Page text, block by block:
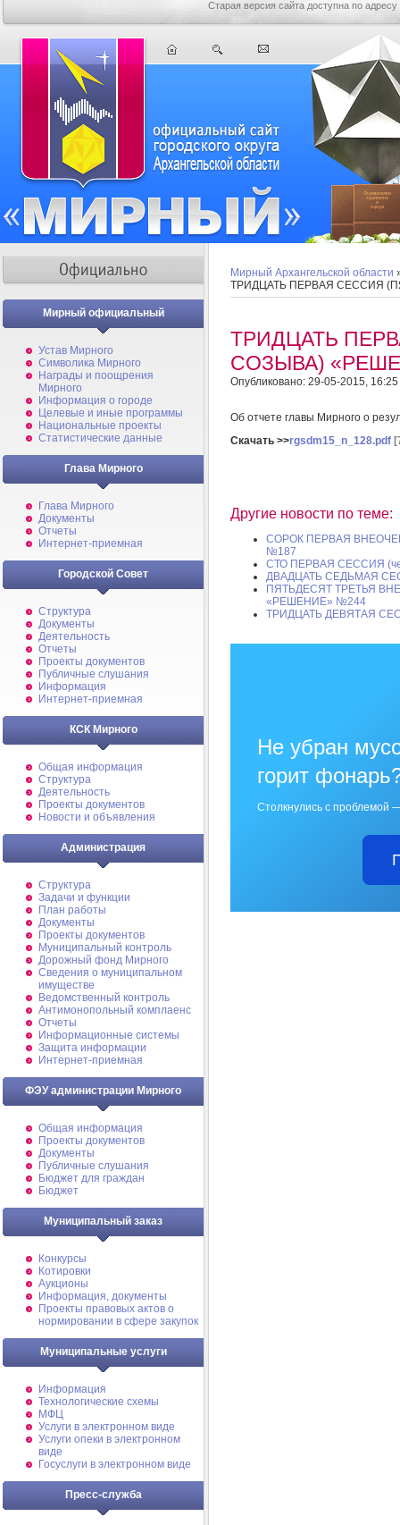
Старая версия сайта доступна по адресу
Мирный официальный
Устав Мирного
Символика Мирного
Награды и поощрения
Мирного
Информация о городе
Целевые и иные программы
Национальные проекты
Статистические данные
Глава Мирного
Глава Мирного
Документы
Отчеты
Интернет-приемная
Городской Совет
Структура
Документы
Деятельность
Отчеты
Проекты документов
Публичные слушания
Информация
Интернет-приемная
КСК Мирного
Общая информация
Структура
Деятельность
Проекты документов
Новости и объявления
Администрация
Структура
Задачи и функции
План работы
Документы
Проекты документов
Муниципальный контроль
Дорожный фонд Мирного
Cведения о муниципальном
имуществе
Ведомственный контроль
Антимонопольный комплаенс
Отчеты
Информационные системы
Защита информации
Интернет-приемная
ФЭУ администрации Мирного
Общая информация
Проекты документов
Документы
Публичные слушания
Бюджет для граждан
Бюджет
Муниципальный заказ
Конкурсы
Котировки
Аукционы
Информация, документы
Проекты правовых актов о
нормировании в сфере закупок
Муниципальные услуги
Информация
Технологические схемы
МФЦ
Услуги в электронном виде
Услуги опеки в электронном
виде
Госуслуги в электронном виде
Пресс-служба
Мирный Архангельской области
ТРИДЦАТЬ ПЕРВАЯ СЕССИЯ
ТРИДЦАТЬ
СОЗЫВА)
Опубликовано: 29-05-2015, 16:25
Об отчете главы Мирного о
Скачать >>rgsdm15_n_128.pdf
Другие новости по теме:
СОРОК ПЕРВАЯ
№187
СТО ПЕРВАЯ СЕССИЯ
ДВАДЦАТЬ СЕДЬМАЯ
ПЯТЬДЕСЯТ ТРЕТЬЯ
«РЕШЕНИЕ» №244
ТРИДЦАТЬ ДЕВЯТАЯ
Не убран
горит
Столкнулись с проблемой